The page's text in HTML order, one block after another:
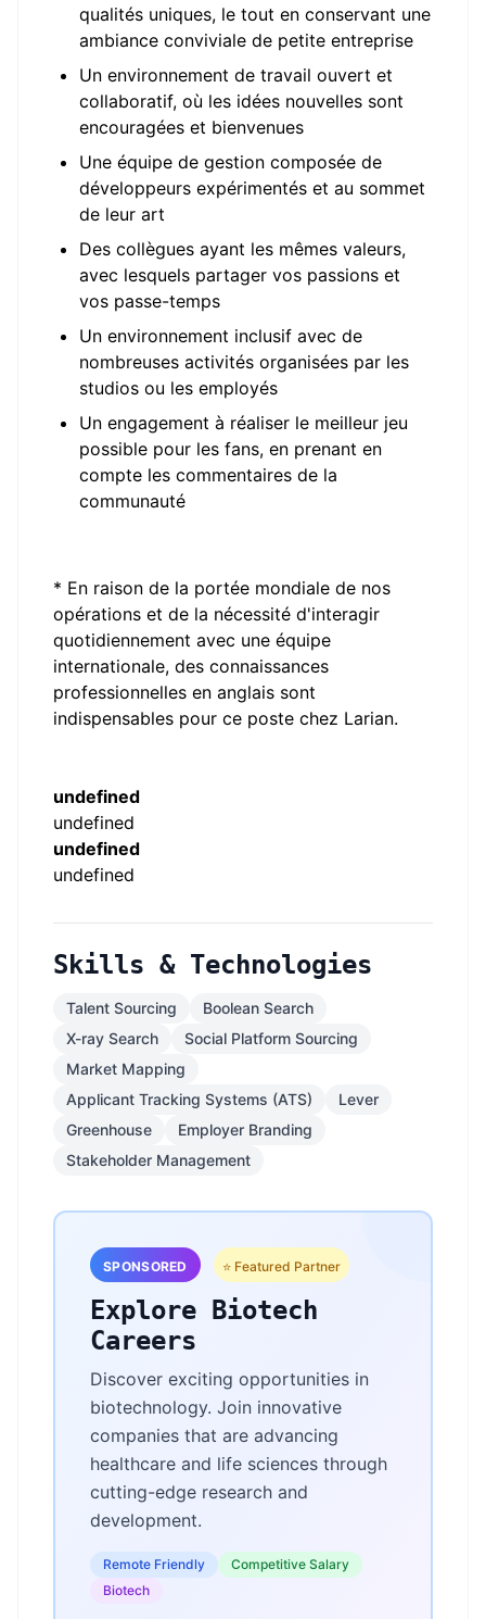
qualités uniques, le tout en conservant une
ambiance conviviale de petite entreprise
Un environnement de travail ouvert et
collaboratif, où les idées nouvelles sont
encouragées et bienvenues
Une équipe de gestion composée de
développeurs expérimentés et au sommet
de leur art
Des collègues ayant les mêmes valeurs,
avec lesquels partager vos passions et
vos passe-temps
Un environnement inclusif avec de
nombreuses activités organisées par les
studios ou les employés
Un engagement à réaliser le meilleur jeu
possible pour les fans, en prenant en
compte les commentaires de la
communauté
* En raison de la portée mondiale de nos
opérations et de la nécessité d'interagir
quotidiennement avec une équipe
internationale, des connaissances
professionnelles en anglais sont
indispensables pour ce poste chez Larian.
undefined
undefined
undefined
undefined
Skills & Technologies
Talent Sourcing
Boolean Search
X-ray Search
Social Platform Sourcing
Market Mapping
Applicant Tracking Systems (ATS)
Lever
Greenhouse
Employer Branding
Stakeholder Management
SPONSORED ⭐ Featured Partner
Explore Biotech
Careers
Discover exciting opportunities in
biotechnology. Join innovative
companies that are advancing
healthcare and life sciences through
cutting-edge research and
development.
Remote Friendly
Competitive Salary
Biotech